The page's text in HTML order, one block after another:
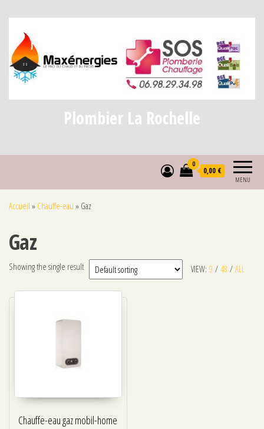
Plombier La Rochelle
MENU
0
0,00 €
Accueil » Chauffe-eau » Gaz
Gaz
VIEW: 9 / 48 / ALL
Showing the single result
Chauffe-eau gaz mobil-home